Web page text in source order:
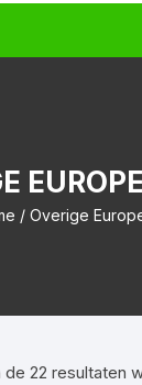
/ Overige
de 22 resultaten